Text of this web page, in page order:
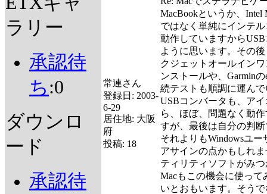
ラリー
承認待
ち :0
ダウンロ
ード
承認待
常連さん
登録日: 2003-
6-29
居住地: 大阪
府
投稿: 18
MacBookというか、
ではなく単純にインテ
動作していますから
ように思います。その後
クジェットオールイン
ンストールや、Garmin
続テストも順調に運ん
USBコンバータも、ア
ら、ほぼ、問題なく動
すが、最後は自分の判
それよりもWindowsユ
アサインの点かもしれ
ティリティソフトがみ
Macもこの機会に使っ
いとおもいます。そう